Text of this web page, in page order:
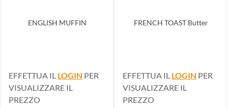
ENGLISH MUFFIN
EFFETTUA IL LOGIN PER
VISUALIZZARE IL
PREZZO
FRENCH TOAST Butter
EFFETTUA IL LOGIN PER
VISUALIZZARE IL
PREZZO